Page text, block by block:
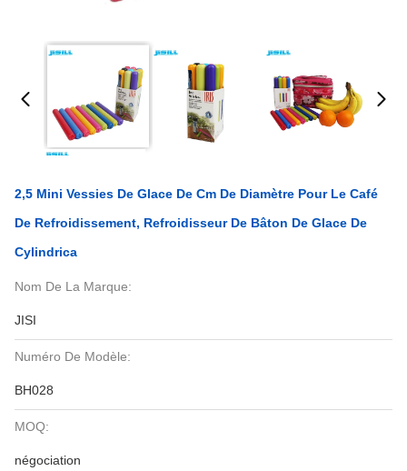
2,5 Mini Vessies De Glace De Cm De Diamètre Pour Le Café
De Refroidissement, Refroidisseur De Bâton De Glace De
Cylindrica
Nom De La Marque:
JISI
Numéro De Modèle:
BH028
MOQ:
négociation